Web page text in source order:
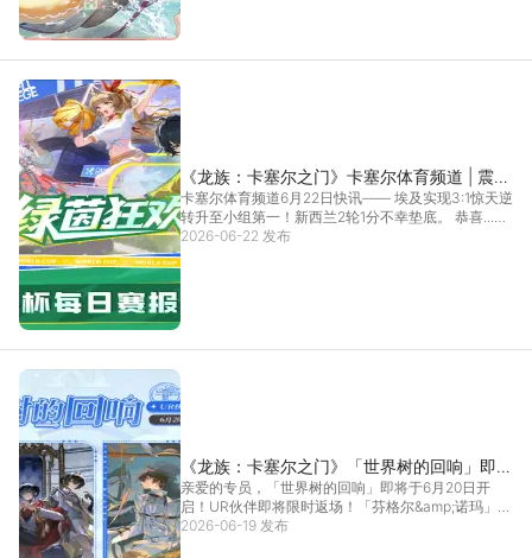
《龙族：卡塞尔之门》卡塞尔体育频道 | 震撼
逆转！
卡塞尔体育频道6月22日快讯—— 埃及实现3:1惊天逆
转升至小组第一！新西兰2轮1分不幸垫底。 恭喜...
[详情]
2026-06-22 发布
《龙族：卡塞尔之门》「世界树的回响」即将
开启！
亲爱的专员，「世界树的回响」即将于6月20日开
启！UR伙伴即将限时返场！「芬格尔&amp;诺玛」即
将... [详情]
2026-06-19 发布